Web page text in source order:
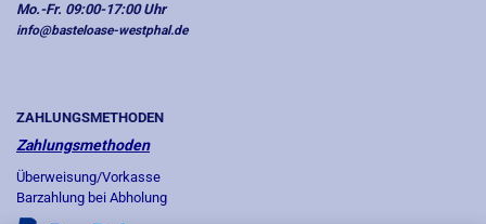
Mo.-Fr. 09:00-17:00 Uhr
info@basteloase-westphal.de
ZAHLUNGSMETHODEN
Zahlungsmethoden
Überweisung/Vorkasse
Barzahlung bei Abholung